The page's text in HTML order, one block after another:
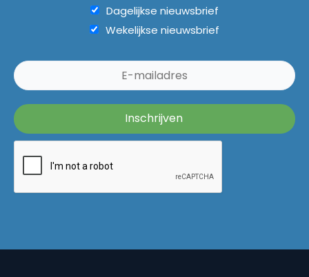
Dagelijkse nieuwsbrief
Wekelijkse nieuwsbrief